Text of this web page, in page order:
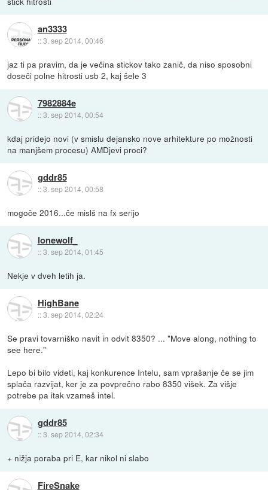
an3333
::3. sep 2014, 00:46
jaz ti pa pravim, da je večina stickov tako zanič, da niso sposobni
doseči polne hitrosti usb 2, kaj šele 3
7982884e
::3. sep 2014, 00:54
kdaj pridejo novi (v smislu dejansko nove arhitekture po možnosti
na manjšem procesu) AMDjevi proci?
gddr85
::3. sep 2014, 00:58
mogoče 2016...če mislš na fx serijo
lonewolf_
::3. sep 2014, 01:45
Nekje v dveh letih ja.
HighBane
::3. sep 2014, 02:24
Se pravi tovarniško navit in odvit 8350? ... "Move along, nothing to
see here."
Lepo bi bilo videti, kaj konkurence Intelu, sam vprašanje če se jim
splača razvijat, ker je za povprečno rabo 8350 višek. Za višje
potrebe pa itak vzameš intel.
gddr85
::3. sep 2014, 02:34
+ nižja poraba pri E, kar nikol ni slabo
FireSnake